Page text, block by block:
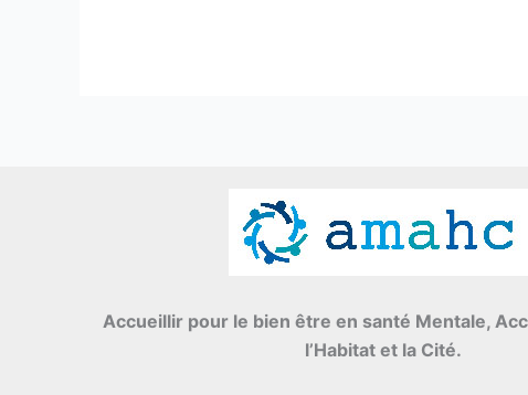
Accueillir pour le bien être en santé Mentale,
l’Habitat et la Cité.